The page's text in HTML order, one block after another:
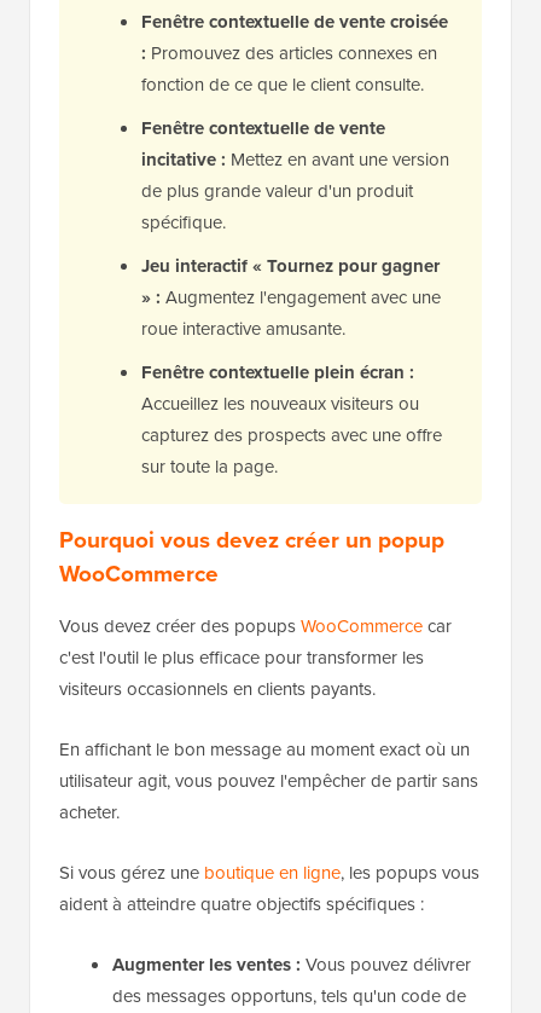
Fenêtre contextuelle de vente croisée
: Promouvez des articles connexes en
fonction de ce que le client consulte.
Fenêtre contextuelle de vente
incitative : Mettez en avant une version
de plus grande valeur d'un produit
spécifique.
Jeu interactif « Tournez pour gagner
» : Augmentez l'engagement avec une
roue interactive amusante.
Fenêtre contextuelle plein écran :
Accueillez les nouveaux visiteurs ou
capturez des prospects avec une offre
sur toute la page.
Pourquoi vous devez créer un popup
WooCommerce
Vous devez créer des popupsWooCommercecar
c'est l'outil le plus efficace pour transformer les
visiteurs occasionnels en clients payants.
En affichant le bon message au moment exact où un
utilisateur agit, vous pouvez l'empêcher de partir sans
acheter.
Si vous gérez une boutique en ligne, les popups vous
aident à atteindre quatre objectifs spécifiques :
Augmenter les ventes : Vous pouvez délivrer
des messages opportuns, tels qu'un code de